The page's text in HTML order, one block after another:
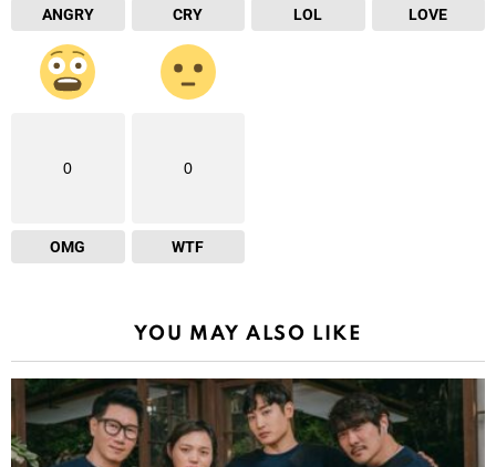
ANGRY CRY LOL LOVE
0
OMG
0
WTF
YOU MAY ALSO LIKE